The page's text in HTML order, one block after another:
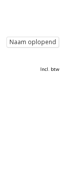
Naam oplopend
Incl. btw